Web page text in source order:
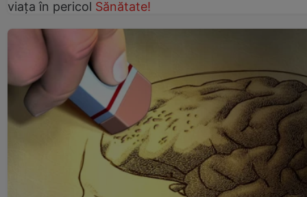
viaţa în pericol Sănătate!